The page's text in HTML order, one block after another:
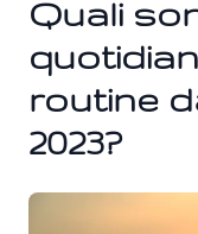
Quali
routine
2023?